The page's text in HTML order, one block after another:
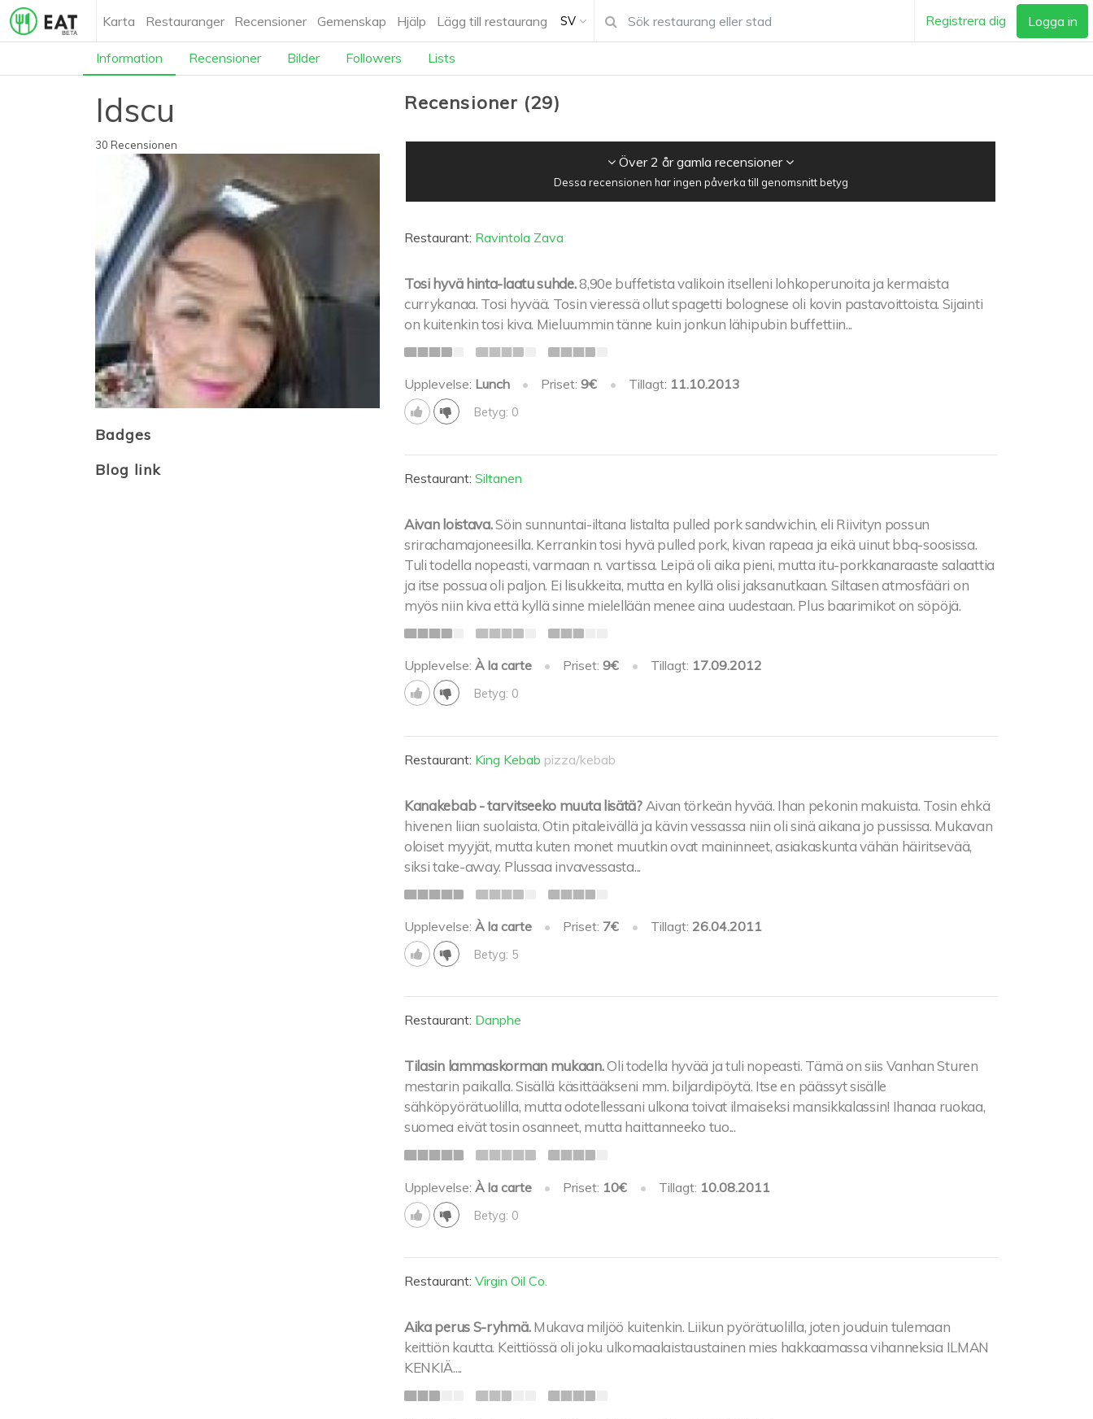
Karta Restauranger Recensioner Gemenskap Hjälp Lägg till restaurang SV Registrera dig Logga in
Information Recensioner Bilder Followers Lists
Idscu
30 Recensionen
Badges
Blog link
Recensioner (29)
Över 2 år gamla recensioner
Dessa recensionen har ingen påverka till genomsnitt betyg
Restaurant: Ravintola Zava
Tosi hyvä hinta-laatu suhde.8,90e buffetista valikoin itselleni lohkoperunoita ja kermaista
currykanaa. Tosi hyvää. Tosin vieressä ollut spagetti bolognese oli kovin pastavoittoista. Sijainti
on kuitenkin tosi kiva. Mieluummin tänne kuin jonkun lähipubin buffettiin...
Upplevelse: Lunch • Priset:9€ • Tillagt: 11.10.2013
Betyg: 0
Restaurant: Siltanen
Aivan loistava.Söin sunnuntai-iltana listalta pulled pork sandwichin, eli Riivityn possun
srirachamajoneesilla. Kerrankin tosi hyvä pulled pork, kivan rapeaa ja eikä uinut bbq-soosissa.
Tuli todella nopeasti, varmaan n. vartissa. Leipä oli aika pieni, mutta itu-porkkanaraaste salaattia
ja itse possua oli paljon. Ei lisukkeita, mutta en kyllä olisi jaksanutkaan. Siltasen atmosfääri on
myös niin kiva että kyllä sinne mielellään menee aina uudestaan. Plus baarimikot on söpöjä.
Upplevelse: À la carte • Priset:9€ • Tillagt: 17.09.2012
Betyg: 0
Restaurant: King Kebab pizza/kebab
Kanakebab - tarvitseeko muuta lisätä? Aivan törkeän hyvää. Ihan pekonin makuista. Tosin ehkä
hivenen liian suolaista. Otin pitaleivällä ja kävin vessassa niin oli sinä aikana jo pussissa. Mukavan
oloiset myyjät, mutta kuten monet muutkin ovat maininneet, asiakaskunta vähän häiritsevää,
siksi take-away. Plussaa invavessasta...
Upplevelse: À la carte • Priset: 7€ • Tillagt: 26.04.2011
Betyg: 5
Restaurant: Danphe
Tilasin lammaskorman mukaan.Oli todella hyvää ja tuli nopeasti. Tämä on siis Vanhan Sturen
mestarin paikalla. Sisällä käsittääkseni mm. biljardipöytä. Itse en päässyt sisälle
sähköpyörätuolilla, mutta odotellessani ulkona toivat ilmaiseksi mansikkalassin! Ihanaa ruokaa,
suomea eivät tosin osanneet, mutta haittanneeko tuo...
Upplevelse: À la carte • Priset: 10€ • Tillagt: 10.08.2011
Betyg: 0
Restaurant: Virgin Oil Co.
Aika perus S-ryhmä. Mukava miljöö kuitenkin. Liikun pyörätuolilla, joten jouduin tulemaan
keittiön kautta. Keittiössä oli joku ulkomaalaistaustainen mies hakkaamassa vihanneksia ILMAN
KENKIÄ....